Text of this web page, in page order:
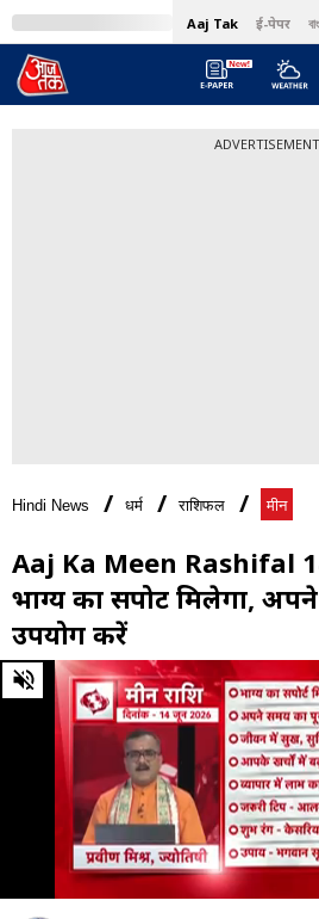
Aaj Tak ई-पेपर
ADVERTISEMENT
Hindi News धर्म राशिफल मीन
Aaj Ka Meen Rashifal
भाग्य का सपोर्ट मिलेगा,
उपयोग करें
0
of
seconds